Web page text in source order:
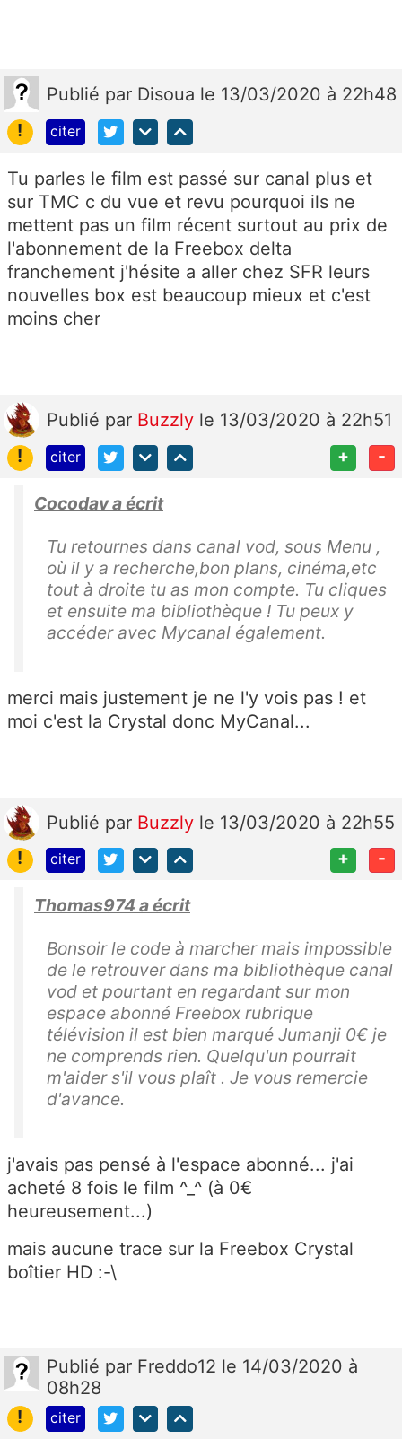
Publié par Disoua le 13/03/2020 à 22h48
!
citer
Tu parles le film est passé sur canal plus et
sur TMC c du vue et revu pourquoi ils ne
mettent pas un film récent surtout au prix de
l'abonnement de la Freebox delta
franchement j'hésite a aller chez SFR leurs
nouvelles box est beaucoup mieux et c'est
moins cher
Publié par Buzzly le 13/03/2020 à 22h51
!
citer + -
Cocodav a écrit
Tu retournes dans canal vod, sous Menu ,
où il y a recherche,bon plans, cinéma,etc
tout à droite tu as mon compte. Tu cliques
et ensuite ma bibliothèque ! Tu peux y
accéder avec Mycanal également.
merci mais justement je ne l'y vois pas ! et
moi c'est la Crystal donc MyCanal...
Publié par Buzzly le 13/03/2020 à 22h55
!
citer + -
Thomas974 a écrit
Bonsoir le code à marcher mais impossible
de le retrouver dans ma bibliothèque canal
vod et pourtant en regardant sur mon
espace abonné Freebox rubrique
télévision il est bien marqué Jumanji 0€ je
ne comprends rien. Quelqu'un pourrait
m'aider s'il vous plaît . Je vous remercie
d'avance.
j'avais pas pensé à l'espace abonné... j'ai
acheté 8 fois le film ^_^ (à 0€
heureusement...)
mais aucune trace sur la Freebox Crystal
boîtier HD :-\
Publié par Freddo12 le 14/03/2020 à
08h28
!
citer